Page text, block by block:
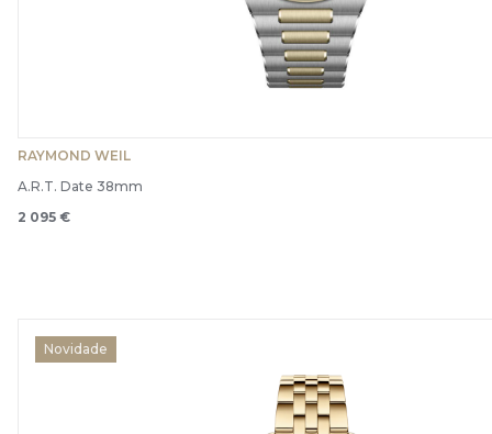
RAYMOND WEIL
A.R.T. Date 38mm
2 095 €
Novidade